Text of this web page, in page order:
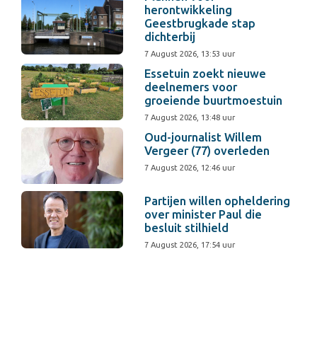
herontwikkeling
Geestbrugkade stap
dichterbij
7 August 2026, 13:53 uur
Essetuin zoekt nieuwe
deelnemers voor
groeiende buurtmoestuin
7 August 2026, 13:48 uur
Oud-journalist Willem
Vergeer (77) overleden
7 August 2026, 12:46 uur
Partijen willen opheldering
over minister Paul die
besluit stilhield
7 August 2026, 17:54 uur